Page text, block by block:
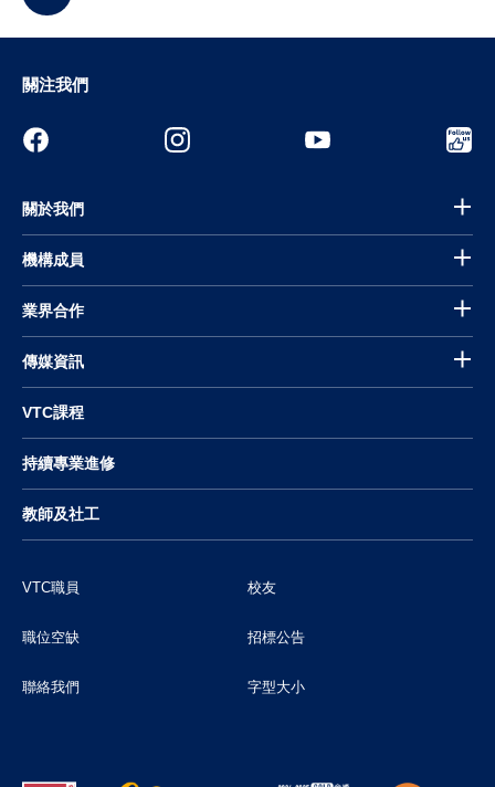
關注我們
關於我們
機構成員
業界合作
傳媒資訊
VTC課程
持續專業進修
教師及社工
VTC職員 校友
職位空缺 招標公告
聯絡我們 字型大小